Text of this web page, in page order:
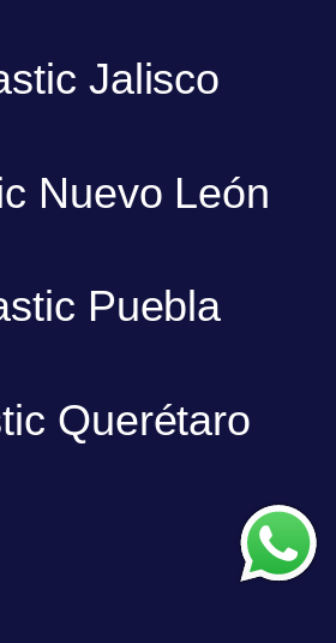
Jalisco
Nuevo León
Puebla
Querétaro